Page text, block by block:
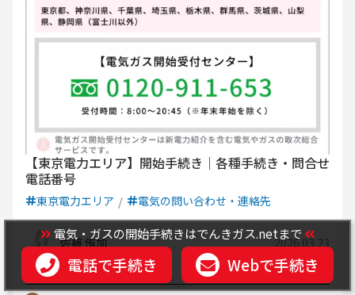
【東京電力エリア】開始手続き｜各種手続き・問合せ
電話番号
東京電力エリア 電気の問い合わせ・連絡先
佐藤 侑加 2026.03.23
電気・ガスの開始手続きはでんきガス.netまで
電話で手続き Webで手続き